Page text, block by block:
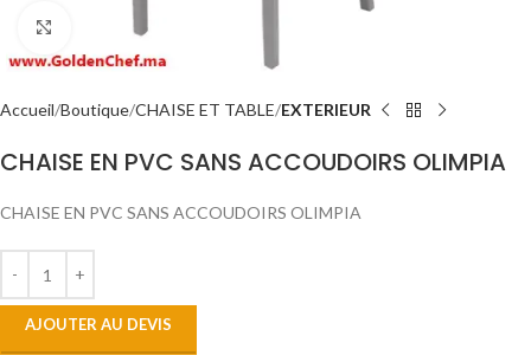
Click to enlarge
Accueil Boutique CHAISE ET TABLE EXTERIEUR
CHAISE EN PVC SANS ACCOUDOIRS OLIMPIA
CHAISE EN PVC SANS ACCOUDOIRS OLIMPIA
AJOUTER AU DEVIS